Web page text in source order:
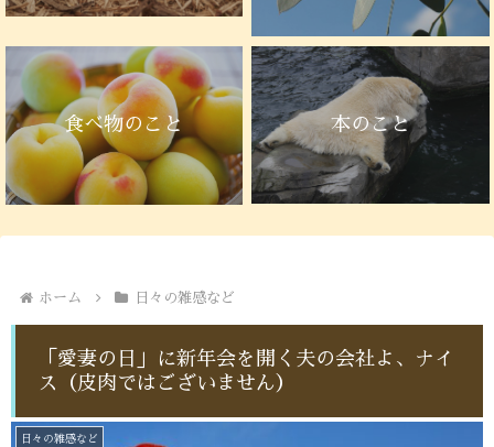
食べ物のこと 本のこと
ホーム 日々の雑感など
「愛妻の日」に新年会を開く夫の会社よ、ナイ
ス（皮肉ではございません）
日々の雑感など